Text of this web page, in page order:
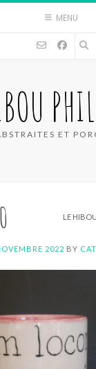
MENU
ET
LE
2022 BY